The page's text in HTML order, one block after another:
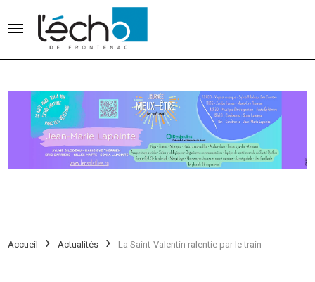
Accueil Actualités La Saint-Valentin ralentie par le train